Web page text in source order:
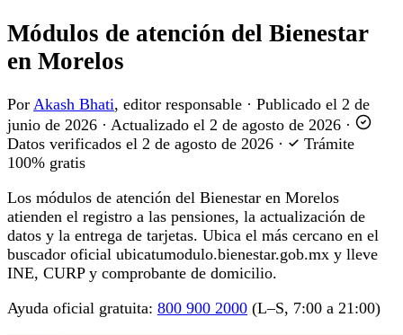
Módulos de atención del Bienestar
en Morelos
Por Akash Bhati, editor responsable · Publicado el 2 de
junio de 2026 · Actualizado el 2 de agosto de 2026 ·
Datos verificados el 2 de agosto de 2026 ·
Trámite
100% gratis
Los módulos de atención del Bienestar en Morelos
atienden el registro a las pensiones, la actualización de
datos y la entrega de tarjetas. Ubica el más cercano en el
buscador oficial ubicatumodulo.bienestar.gob.mx y lleve
INE, CURP y comprobante de domicilio.
Ayuda oficial gratuita: 800 900 2000 (L–S, 7:00 a 21:00)